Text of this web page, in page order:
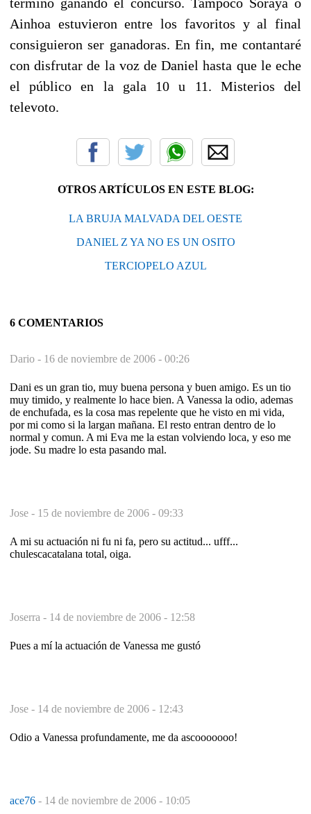
Ainhoa estuvieron entre los favoritos y al final
consiguieron ser ganadoras. En fin, me contantaré
con disfrutar de la voz de Daniel hasta que le eche
el público en la gala 10 u 11. Misterios del
televoto.
OTROS ARTÍCULOS EN ESTE BLOG:
LA BRUJA MALVADA DEL OESTE
DANIEL Z YA NO ES UN OSITO
TERCIOPELO AZUL
6 COMENTARIOS
Dario - 16 de noviembre de 2006 - 00:26
Dani es un gran tio, muy buena persona y buen amigo. Es un tio
muy timido, y realmente lo hace bien. A Vanessa la odio, ademas
de enchufada, es la cosa mas repelente que he visto en mi vida,
por mi como si la largan mañana. El resto entran dentro de lo
normal y comun. A mi Eva me la estan volviendo loca, y eso me
jode. Su madre lo esta pasando mal.
Jose - 15 de noviembre de 2006 - 09:33
A mi su actuación ni fu ni fa, pero su actitud... ufff...
chulescacatalana total, oiga.
Joserra - 14 de noviembre de 2006 - 12:58
Pues a mí la actuación de Vanessa me gustó
Jose - 14 de noviembre de 2006 - 12:43
Odio a Vanessa profundamente, me da ascooooooo!
ace76 - 14 de noviembre de 2006 - 10:05